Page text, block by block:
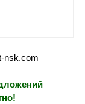
nsk.com